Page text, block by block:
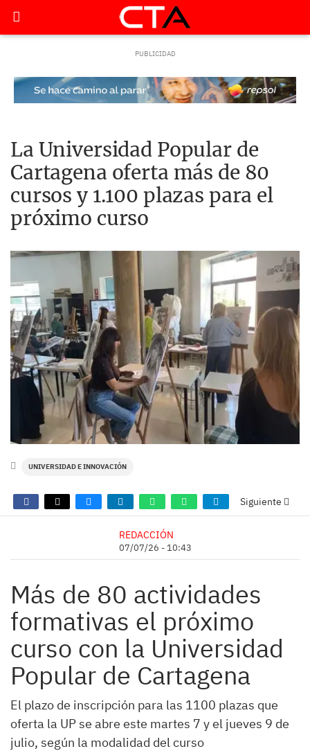
La Universidad Popular de
Cartagena oferta más de 80
cursos y 1.100 plazas para el
próximo curso
UNIVERSIDAD E INNOVACIÓN
Siguiente
REDACCIÓN
07/07/26 - 10:43
Más de 80 actividades
formativas el próximo
curso con la Universidad
Popular de Cartagena
El plazo de inscripción para las 1100 plazas que
oferta la UP se abre este martes 7 y el jueves 9 de
julio, según la modalidad del curso